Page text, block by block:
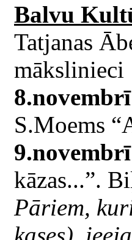
Balvu
Tatjanas
mākslinieci
S.Moems
kāzas...”.
Pāriem,
kases),